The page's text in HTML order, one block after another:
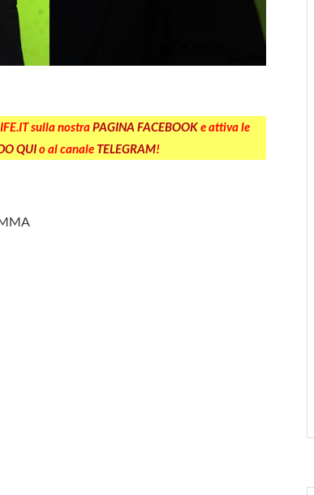
sulla nostraPAGINA FACEBOOKe attiva le
QUIo al canale TELEGRAM!